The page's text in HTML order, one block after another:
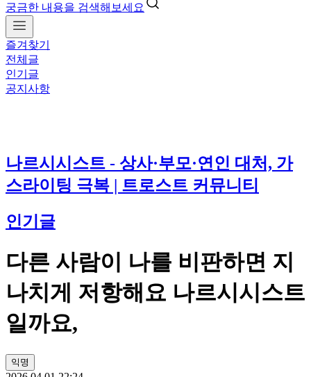
궁금한 내용을 검색해보세요
즐겨찾기
전체글
인기글
공지사항
나르시시스트 - 상사·부모·연인 대처, 가
스라이팅 극복 | 트로스트 커뮤니티
인기글
다른 사람이 나를 비판하면 지
나치게 저항해요 나르시시스트
일까요,
익명